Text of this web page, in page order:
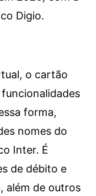
Digio.
o cartão
forma,
nomes do
Inter. É
de débito e
além de outros